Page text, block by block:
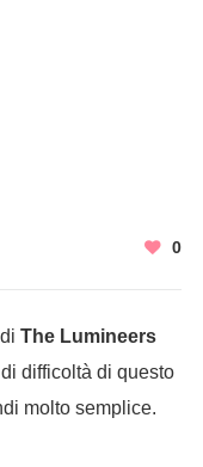
0
The Lumineers
difficoltà di questo
molto semplice.